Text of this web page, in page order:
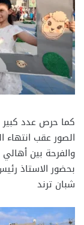
كما حرص عدد كبير
الصور عقب
والفرحة بين أهالي
بحضور الاستاذ
شبان ترند